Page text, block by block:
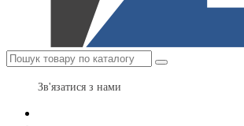
Зв'язатися з нами